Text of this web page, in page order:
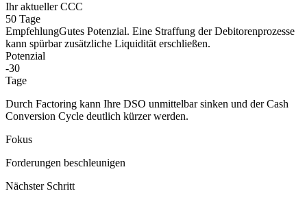
Ihr aktueller CCC
50 Tage
EmpfehlungGutes Potenzial. Eine Straffung der Debitorenprozesse
kann spürbar zusätzliche Liquidität erschließen.
Potenzial
-30
Tage
Durch Factoring kann Ihre DSO unmittelbar sinken und der Cash
Conversion Cycle deutlich kürzer werden.
Fokus
Forderungen beschleunigen
Nächster Schritt